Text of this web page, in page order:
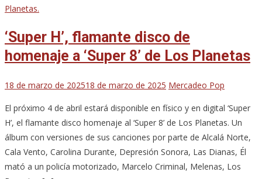
‘Super H’, flamante disco de
homenaje a ‘Super 8’ de Los Planetas
18 de marzo de 202518 de marzo de 2025 Mercadeo Pop
El próximo 4 de abril estará disponible en físico y en digital ‘Super
H’, el flamante disco homenaje al ‘Super 8’ de Los Planetas. Un
álbum con versiones de sus canciones por parte de Alcalá Norte,
Cala Vento, Carolina Durante, Depresión Sonora, Las Dianas, Él
mató a un policía motorizado, Marcelo Criminal, Melenas, Los